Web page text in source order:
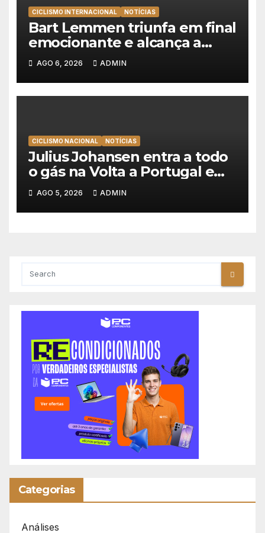
CICLISMO INTERNACIONAL NOTÍCIAS
Bart Lemmen triunfa em final
emocionante e alcança a
primeira vitória da carreira na
Volta à Polónia
AGO 6, 2026 ADMIN
CICLISMO NACIONAL NOTÍCIAS
Julius Johansen entra a todo
o gás na Volta a Portugal e
lidera dobradinha da UAE
Team Emirates em Lisboa
AGO 5, 2026 ADMIN
Categorias
Análises